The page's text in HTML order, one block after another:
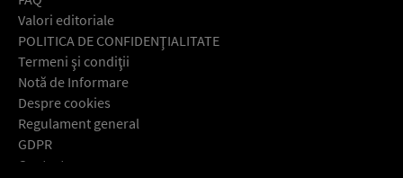
Valori editoriale
POLITICA DE CONFIDENŢIALITATE
Termeni şi condiţii
Notă de Informare
Despre cookies
Regulament general
GDPR
Contact